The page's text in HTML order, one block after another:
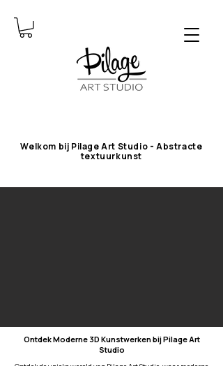
Welkom bij Pilage Art Studio - Abstracte
textuurkunst
Ontdek Moderne 3D Kunstwerken bij Pilage Art
Studio